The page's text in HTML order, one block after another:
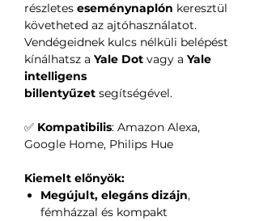
részletes eseménynaplón keresztül
követheted az ajtóhasználatot.
Vendégeidnek kulcs nélküli belépést
kínálhatsz a Yale Dot vagy a Yale
intelligens
billentyűzet segítségével.
✅ Kompatibilis: Amazon Alexa,
Google Home, Philips Hue
Kiemelt előnyök:
Megújult, elegáns dizájn,
fémházzal és kompakt